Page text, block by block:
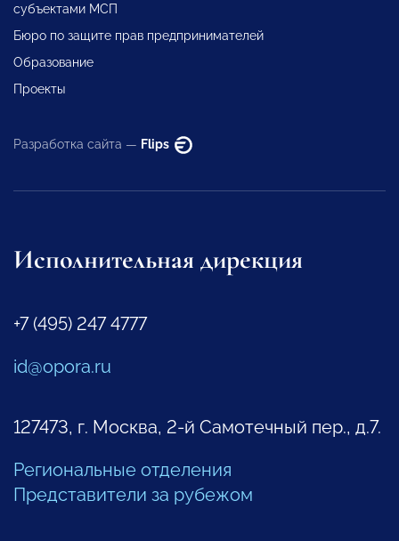
субъектами МСП
Бюро по защите прав предпринимателей
Образование
Проекты
Разработка сайта — Flips
Исполнительная дирекция
+7 (495) 247 4777
id@opora.ru
127473, г. Москва, 2-й Самотечный пер., д.7.
Региональные отделения
Представители за рубежом